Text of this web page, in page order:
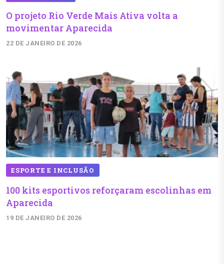
O projeto Rio Verde Mais Ativa volta a
movimentar Aparecida
22 DE JANEIRO DE 2026
ESPORTE E INCLUSÃO
100 kits esportivos reforçaram escolinhas em
Aparecida
19 DE JANEIRO DE 2026